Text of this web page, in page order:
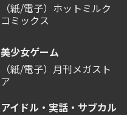
（紙/電子）ホットミルク
コミックス
美少女ゲーム
（紙/電子）月刊メガスト
ア
アイドル・実話・サブカル